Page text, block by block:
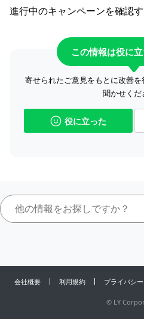
進行中のキャンペーンを確認す
この情報は役に
寄せられたご意見をもとに改善
聞かせくだ
役に立った
会社概要 利用規約 プライバシ
© LY